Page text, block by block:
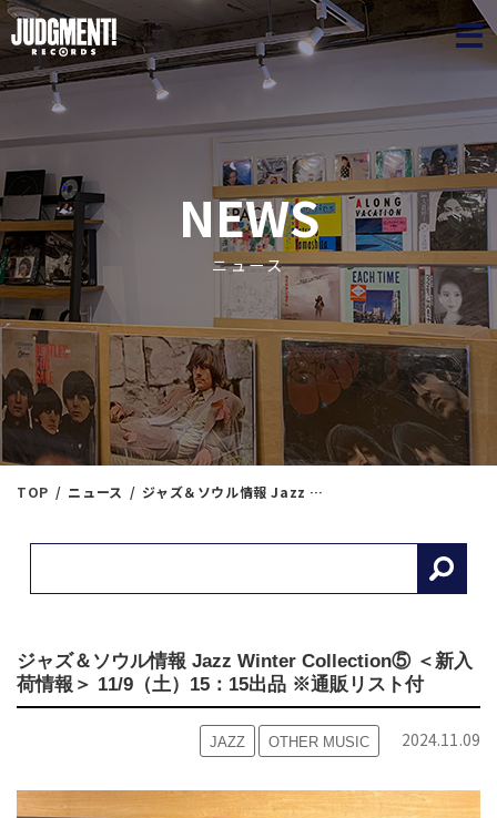
NEWS
ニュース
TOP ニュース ジャズ＆ソウル情報 Jazz Winter Collection⑤ ＜新入荷情報＞ 11/9（土）15：15出品 ※通販リスト付
ジャズ＆ソウル情報 Jazz Winter Collection⑤ ＜新入
荷情報＞ 11/9（土）15：15出品 ※通販リスト付
JAZZ OTHER MUSIC 2024.11.09